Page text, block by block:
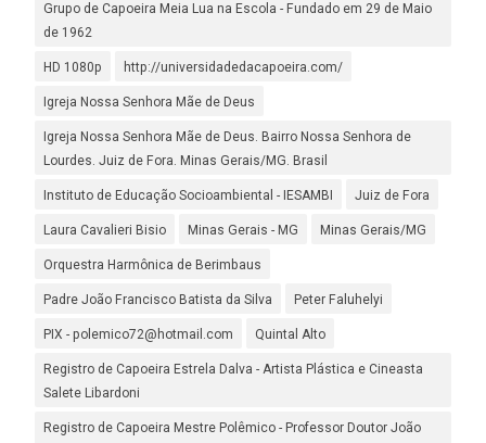
Grupo de Capoeira Meia Lua na Escola - Fundado em 29 de Maio
de 1962
HD 1080p http://universidadedacapoeira.com/
Igreja Nossa Senhora Mãe de Deus
Igreja Nossa Senhora Mãe de Deus. Bairro Nossa Senhora de
Lourdes. Juiz de Fora. Minas Gerais/MG. Brasil
Instituto de Educação Socioambiental - IESAMBI Juiz de Fora
Laura Cavalieri Bisio Minas Gerais - MG Minas Gerais/MG
Orquestra Harmônica de Berimbaus
Padre João Francisco Batista da Silva Peter Faluhelyi
PIX - polemico72@hotmail.com Quintal Alto
Registro de Capoeira Estrela Dalva - Artista Plástica e Cineasta
Salete Libardoni
Registro de Capoeira Mestre Polêmico - Professor Doutor João